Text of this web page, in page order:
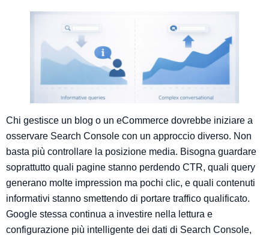
Chi gestisce un blog o un eCommerce dovrebbe iniziare a
osservare Search Console con un approccio diverso. Non
basta più controllare la posizione media. Bisogna guardare
soprattutto quali pagine stanno perdendo CTR, quali query
generano molte impression ma pochi clic, e quali contenuti
informativi stanno smettendo di portare traffico qualificato.
Google stessa continua a investire nella lettura e
configurazione più intelligente dei dati di Search Console,